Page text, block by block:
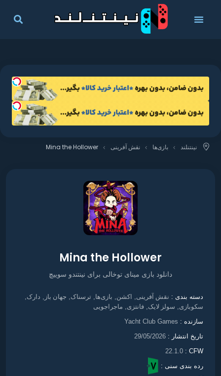
نینتنلند بازی‌ها نقش آفرینی Mina the Hollower
Mina the Hollower
دانلود بازی مینای توخالی برای نینتندو سوییچ
دسته بندی : نقش آفرینی اکشن بازی‌ها ترسناک جهان باز دارک
سکوبازی سولز لایک فانتزی ماجراجویی
سازنده : Yacht Club Games
تاریخ انتشار : 29/05/2026
CFW :
22.1.0
رده بندی سنی :